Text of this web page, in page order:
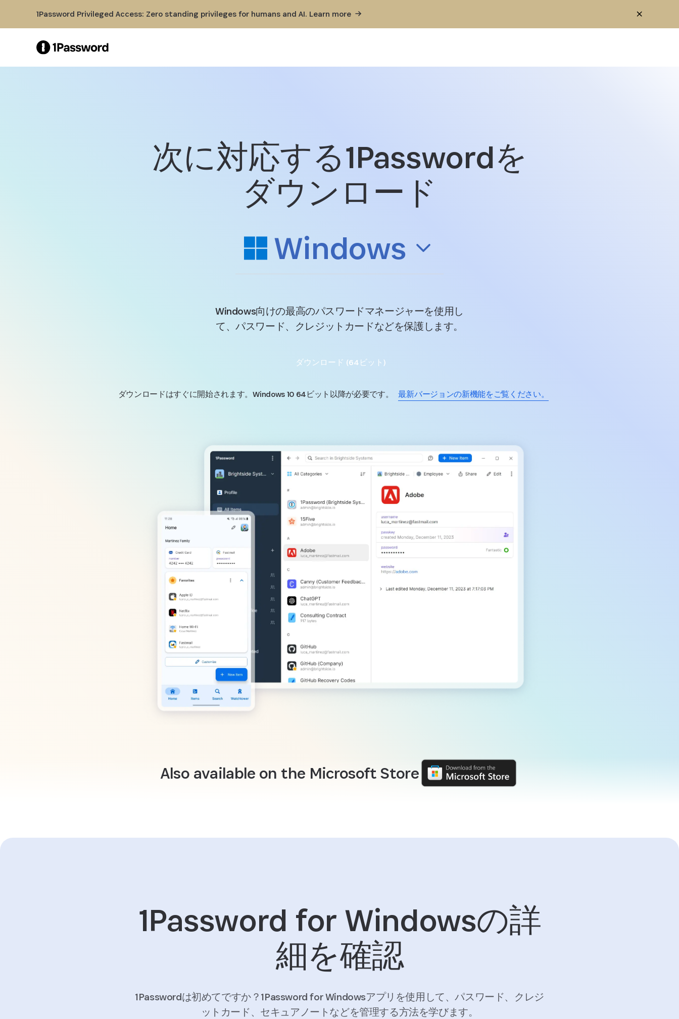
1Password Privileged Access: Zero standing privileges for humans and AI. Learn more
Windows用1Passwordをダウンロード
次に対応する1Passwordを
ダウンロード
Windows
Windows向けの最高のパスワードマネージャーを使用し
て、パスワード、クレジットカードなどを保護します。
ダウンロード (64ビット)
ダウンロードはすぐに開始されます。Windows 10 64ビット以降が必要です。 最新バージョンの新機能をご覧ください。
Also available on the Microsoft Store
1Password for Windowsの詳
細を確認
1Passwordは初めてですか？1Password for Windowsアプリを使用して、パスワード、クレジ
ットカード、セキュアノートなどを管理する方法を学びます。